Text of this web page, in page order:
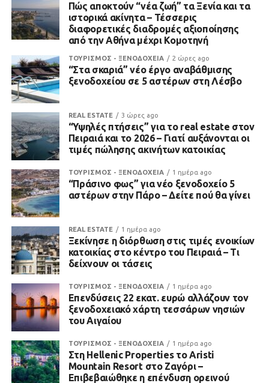
Πώς αποκτούν “νέα ζωή” τα Ξενία και τα
ιστορικά ακίνητα – Τέσσερις
διαφορετικές διαδρομές αξιοποίησης
από την Αθήνα μέχρι Κομοτηνή
ΤΟΥΡΙΣΜΟΣ - ΞΕΝΟΔΟΧΕΙΑ 2 ώρες ago
“Στα σκαριά” νέο έργο αναβάθμισης
ξενοδοχείου σε 5 αστέρων στη Λέσβο
REAL ESTATE 3 ώρες ago
“Υψηλές πτήσεις” για το real estate στον
Πειραιά και το 2026 – Γιατί αυξάνονται οι
τιμές πώλησης ακινήτων κατοικίας
ΤΟΥΡΙΣΜΟΣ - ΞΕΝΟΔΟΧΕΙΑ 1 ημέρα ago
“Πράσινο φως” για νέο ξενοδοχείο 5
αστέρων στην Πάρο – Δείτε πού θα γίνει
REAL ESTATE 1 ημέρα ago
Ξεκίνησε η διόρθωση στις τιμές ενοικίων
κατοικίας στο κέντρο του Πειραιά – Τι
δείχνουν οι τάσεις
ΤΟΥΡΙΣΜΟΣ - ΞΕΝΟΔΟΧΕΙΑ 1 ημέρα ago
Επενδύσεις 22 εκατ. ευρώ αλλάζουν τον
ξενοδοχειακό χάρτη τεσσάρων νησιών
του Αιγαίου
ΤΟΥΡΙΣΜΟΣ - ΞΕΝΟΔΟΧΕΙΑ 1 ημέρα ago
Στη Hellenic Properties το Aristi
Mountain Resort στο Ζαγόρι –
Επιβεβαιώθηκε η επένδυση ορεινού